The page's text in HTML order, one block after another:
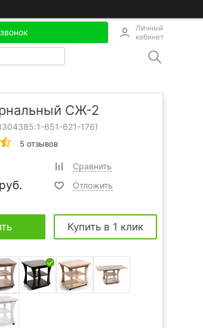
Личный
кабинет
СЖ-2
1-651-621-176)
5 отзывов
руб.
Сравнить
Отложить
Купить в 1 клик